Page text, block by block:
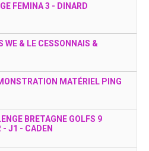
FEMINA 3 - DINARD
WE & LE CESSONNAIS &
MATÉRIEL PING
BRETAGNE GOLFS 9
- J1 - CADEN